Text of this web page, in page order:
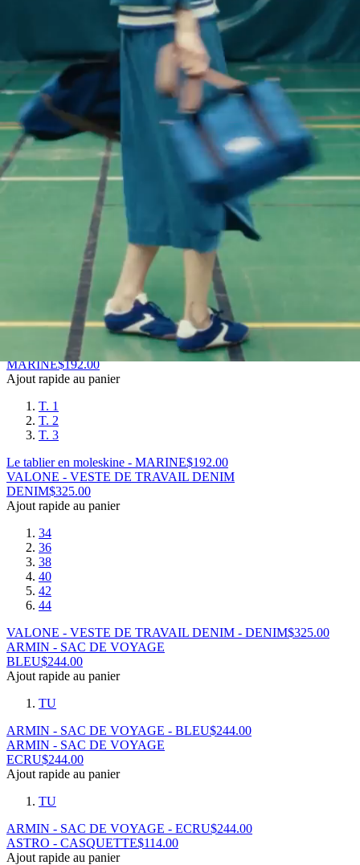
T. 3
Le tablier en moleskine - VERT FORET$192.00
Le tablier en moleskine
KAKI$192.00
Ajout rapide au panier
T. 1
T. 3
Le tablier en moleskine - KAKI
192.00
Le tablier en moleskine
192.00
Ajout rapide au panier
Le tablier en moleskine - KRAFT$192.00
Le tablier en moleskine
MARINE$192.00
Ajout rapide au panier
T. 1
T. 2
T. 3
Le tablier en moleskine - MARINE$192.00
VALONE - VESTE DE TRAVAIL DENIM
DENIM$325.00
Ajout rapide au panier
34
36
38
40
42
44
VALONE - VESTE DE TRAVAIL DENIM - DENIM$325.00
ARMIN - SAC DE VOYAGE
BLEU$244.00
Ajout rapide au panier
TU
ARMIN - SAC DE VOYAGE - BLEU$244.00
ARMIN - SAC DE VOYAGE
ECRU$244.00
Ajout rapide au panier
TU
ARMIN - SAC DE VOYAGE - ECRU$244.00
ASTRO - CASQUETTE$114.00
Ajout rapide au panier